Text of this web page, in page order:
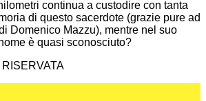
continua a custodire con tanta
di questo sacerdote (grazie pure ad
Domenico Mazzu), mentre nel suo
è quasi sconosciuto?